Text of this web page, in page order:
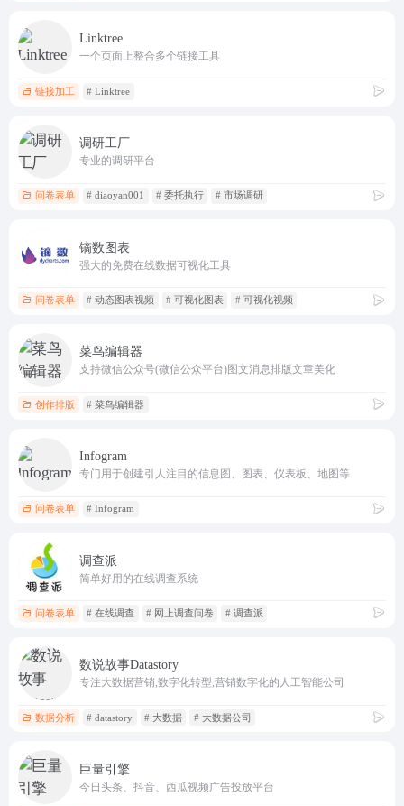
Linktree
一个页面上整合多个链接工具
链接加工 # Linktree
调研工厂
专业的调研平台
问卷表单 # diaoyan001 # 委托执行 # 市场调研
镝数图表
强大的免费在线数据可视化工具
问卷表单 # 动态图表视频 # 可视化图表 # 可视化视频
菜鸟编辑器
支持微信公众号(微信公众平台)图文消息排版文章美化
创作排版 # 菜鸟编辑器
Infogram
专门用于创建引人注目的信息图、图表、仪表板、地图等
问卷表单 # Infogram
调查派
简单好用的在线调查系统
问卷表单 # 在线调查 # 网上调查问卷 # 调查派
数说故事Datastory
专注大数据营销,数字化转型,营销数字化的人工智能公司
数据分析 # datastory # 大数据 # 大数据公司
巨量引擎
今日头条、抖音、西瓜视频广告投放平台